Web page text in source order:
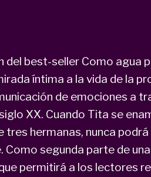
del best-seller Como agua
íntima a la vida de la
de emociones a
XX. Cuando Tita se
tres hermanas, nunca
Como segunda parte de
permitirá a los lectores